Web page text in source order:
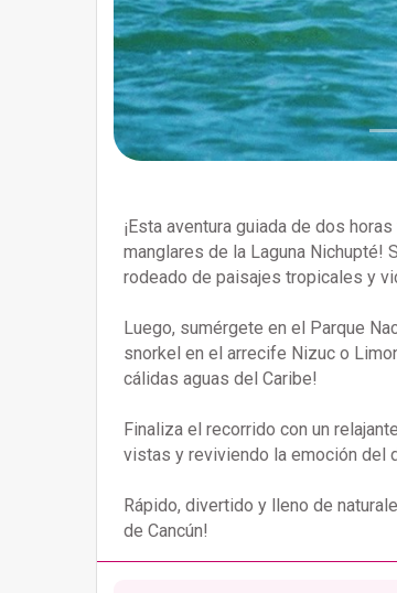
¡Esta aventura guiada de dos
manglares de la Laguna Nichupté!
rodeado de paisajes tropicales y
Luego, sumérgete en el Parque
snorkel en el arrecife Nizuc o
cálidas aguas del Caribe!
Finaliza el recorrido con un
vistas y reviviendo la emoción del
Rápido, divertido y lleno de
de Cancún!